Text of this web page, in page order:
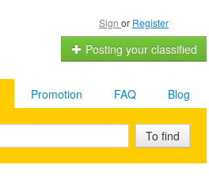
Sign or Register
Posting your classified
Blog
FAQ
Promotion
To find